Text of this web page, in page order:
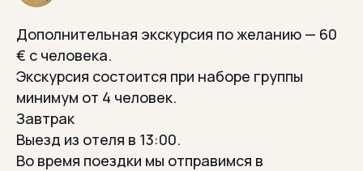
Дополнительная экскурсия по желанию — 60
€ с человека.
Экскурсия состоится при наборе группы
минимум от 4 человек.
Завтрак
Выезд из отеля в 13:00.
Во время поездки мы отправимся в